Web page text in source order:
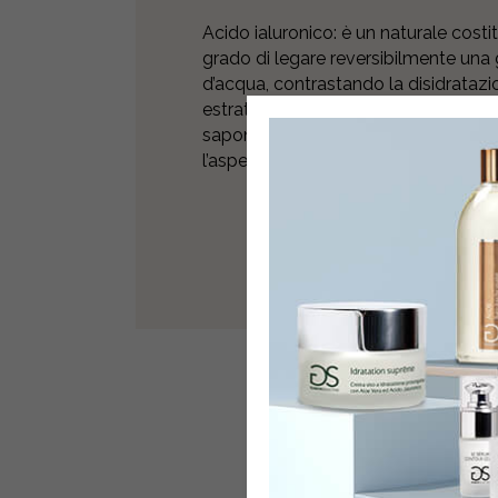
Acido ialuronico: è un naturale
grado di legare reversibilmente
d’acqua, contrastando la
estratto dal seme del
saponificabili, capaci di attivare il
l’aspetto della cute e la sua